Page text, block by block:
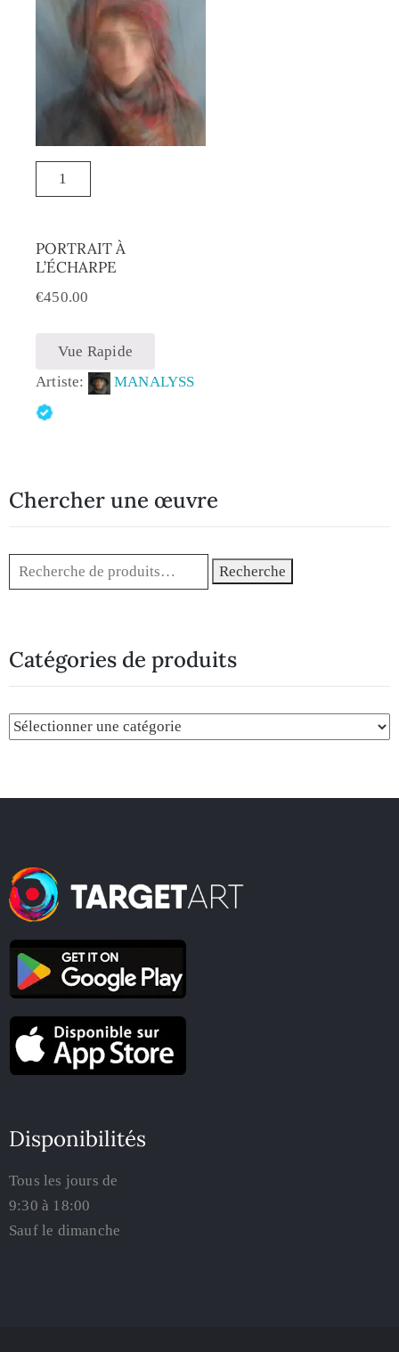
PORTRAIT À
L’ÉCHARPE
€450.00
Vue Rapide
Artiste:
MANALYSS
Chercher une œuvre
Recherche
Catégories de produits
Disponibilités
Tous les jours de
9:30 à 18:00
Sauf le dimanche